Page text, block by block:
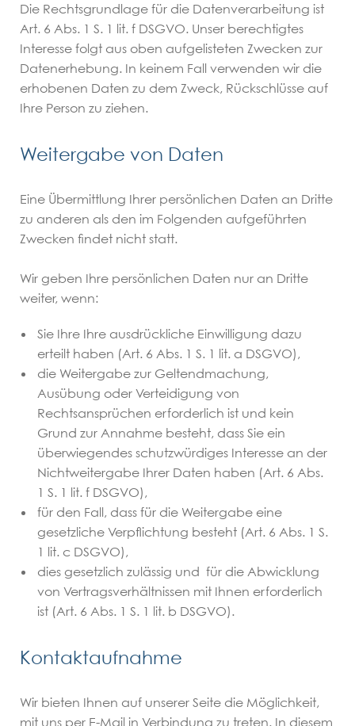
Die Rechtsgrundlage für die Datenverarbeitung ist
Art. 6 Abs. 1 S. 1 lit. f DSGVO. Unser berechtigtes
Interesse folgt aus oben aufgelisteten Zwecken zur
Datenerhebung. In keinem Fall verwenden wir die
erhobenen Daten zu dem Zweck, Rückschlüsse auf
Ihre Person zu ziehen.
Weitergabe von Daten
Eine Übermittlung Ihrer persönlichen Daten an Dritte
zu anderen als den im Folgenden aufgeführten
Zwecken findet nicht statt.
Wir geben Ihre persönlichen Daten nur an Dritte
weiter, wenn:
Sie Ihre Ihre ausdrückliche Einwilligung dazu
erteilt haben (Art. 6 Abs. 1 S. 1 lit. a DSGVO),
die Weitergabe zur Geltendmachung,
Ausübung oder Verteidigung von
Rechtsansprüchen erforderlich ist und kein
Grund zur Annahme besteht, dass Sie ein
überwiegendes schutzwürdiges Interesse an der
Nichtweitergabe Ihrer Daten haben (Art. 6 Abs.
1 S. 1 lit. f DSGVO),
für den Fall, dass für die Weitergabe eine
gesetzliche Verpflichtung besteht (Art. 6 Abs. 1 S.
1 lit. c DSGVO),
dies gesetzlich zulässig und für die Abwicklung
von Vertragsverhältnissen mit Ihnen erforderlich
ist (Art. 6 Abs. 1 S. 1 lit. b DSGVO).
Kontaktaufnahme
Wir bieten Ihnen auf unserer Seite die Möglichkeit,
mit uns per E-Mail in Verbindung zu treten. In diesem